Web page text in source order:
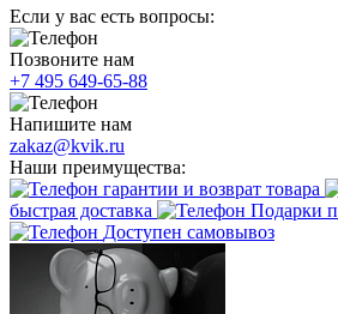
Если у вас есть вопросы:
Позвоните нам
+7 495 649-65-88
Напишите нам
zakaz@kvik.ru
Наши преимущества:
гарантии и возврат товара
быстрая доставка
Подарки
Доступен самовывоз